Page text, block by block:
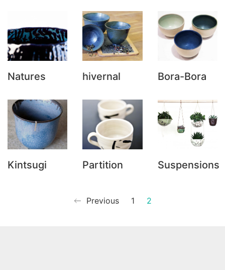
Natures hivernal Bora-Bora
Kintsugi Partition Suspensions
Previous 1 2